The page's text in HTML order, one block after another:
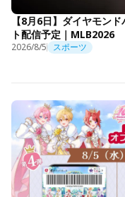
【8月6日】ダイヤモン
ト配信予定｜MLB2026
2026/8/5 スポーツ